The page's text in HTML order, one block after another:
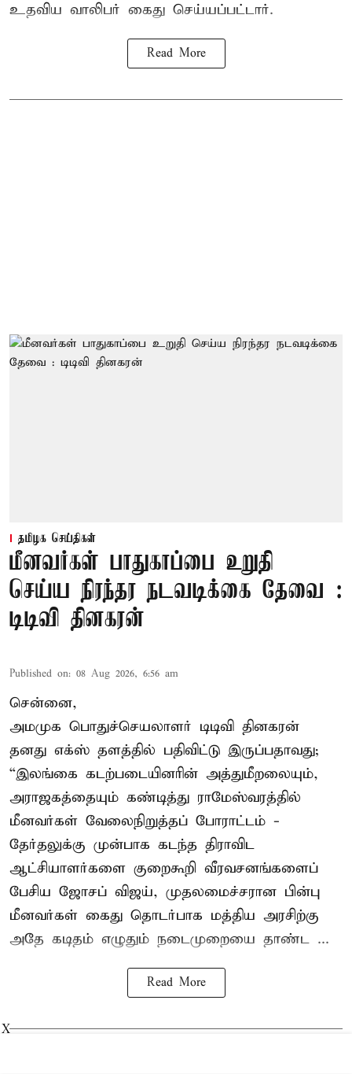
உதவிய வாலிபர் கைது செய்யப்பட்டார்.
Read More
தமிழக செய்திகள்
மீனவர்கள் பாதுகாப்பை உறுதி
செய்ய நிரந்தர நடவடிக்கை தேவை :
டிடிவி தினகரன்
Published on: 08 Aug 2026, 6:56 am
சென்னை,
அமமுக பொதுச்செயலாளர் டிடிவி தினகரன்
தனது எக்ஸ் தளத்தில் பதிவிட்டு இருப்பதாவது;
“இலங்கை கடற்படையினரின் அத்துமீறலையும்,
அராஜகத்தையும் கண்டித்து ராமேஸ்வரத்தில்
மீனவர்கள் வேலைநிறுத்தப் போராட்டம் -
தேர்தலுக்கு முன்பாக கடந்த திராவிட
ஆட்சியாளர்களை குறைகூறி வீரவசனங்களைப்
பேசிய ஜோசப் விஜய், முதலமைச்சரான பின்பு
மீனவர்கள் கைது தொடர்பாக மத்திய அரசிற்கு
அதே கடிதம் எழுதும் நடைமுறையை தாண்ட ...
Read More
X